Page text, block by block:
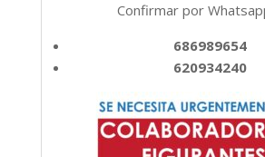
Confirmar por
686989654
620934240